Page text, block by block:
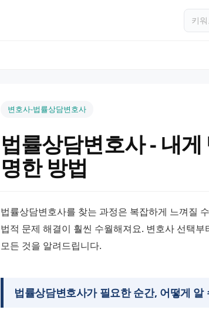
변호사-법률상담변호사
법률상담변호사 - 내
명한 방법
법률상담변호사를 찾는 과정은 복잡하게 느껴질
법적 문제 해결이 훨씬 수월해져요. 변호사 선택
모든 것을 알려드립니다.
법률상담변호사가 필요한 순간, 어떻게 알